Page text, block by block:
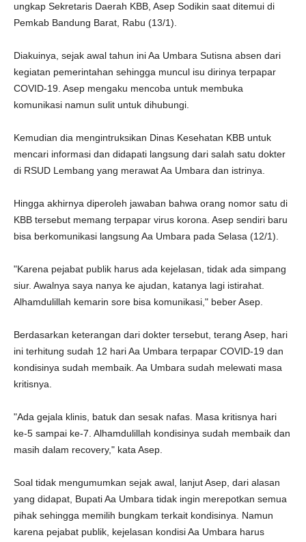
ungkap Sekretaris Daerah KBB, Asep Sodikin saat ditemui di
Pemkab Bandung Barat, Rabu (13/1).
Diakuinya, sejak awal tahun ini Aa Umbara Sutisna absen dari
kegiatan pemerintahan sehingga muncul isu dirinya terpapar
COVID-19. Asep mengaku mencoba untuk membuka
komunikasi namun sulit untuk dihubungi.
Kemudian dia mengintruksikan Dinas Kesehatan KBB untuk
mencari informasi dan didapati langsung dari salah satu dokter
di RSUD Lembang yang merawat Aa Umbara dan istrinya.
Hingga akhirnya diperoleh jawaban bahwa orang nomor satu di
KBB tersebut memang terpapar virus korona. Asep sendiri baru
bisa berkomunikasi langsung Aa Umbara pada Selasa (12/1).
"Karena pejabat publik harus ada kejelasan, tidak ada simpang
siur. Awalnya saya nanya ke ajudan, katanya lagi istirahat.
Alhamdulillah kemarin sore bisa komunikasi," beber Asep.
Berdasarkan keterangan dari dokter tersebut, terang Asep, hari
ini terhitung sudah 12 hari Aa Umbara terpapar COVID-19 dan
kondisinya sudah membaik. Aa Umbara sudah melewati masa
kritisnya.
"Ada gejala klinis, batuk dan sesak nafas. Masa kritisnya hari
ke-5 sampai ke-7. Alhamdulillah kondisinya sudah membaik dan
masih dalam recovery," kata Asep.
Soal tidak mengumumkan sejak awal, lanjut Asep, dari alasan
yang didapat, Bupati Aa Umbara tidak ingin merepotkan semua
pihak sehingga memilih bungkam terkait kondisinya. Namun
karena pejabat publik, kejelasan kondisi Aa Umbara harus